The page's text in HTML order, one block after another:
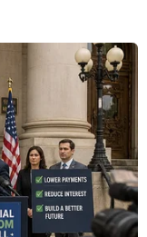
#Tưởng niệm